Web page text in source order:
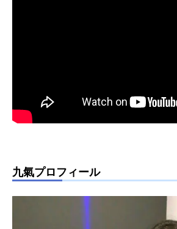
九氣プロフィール